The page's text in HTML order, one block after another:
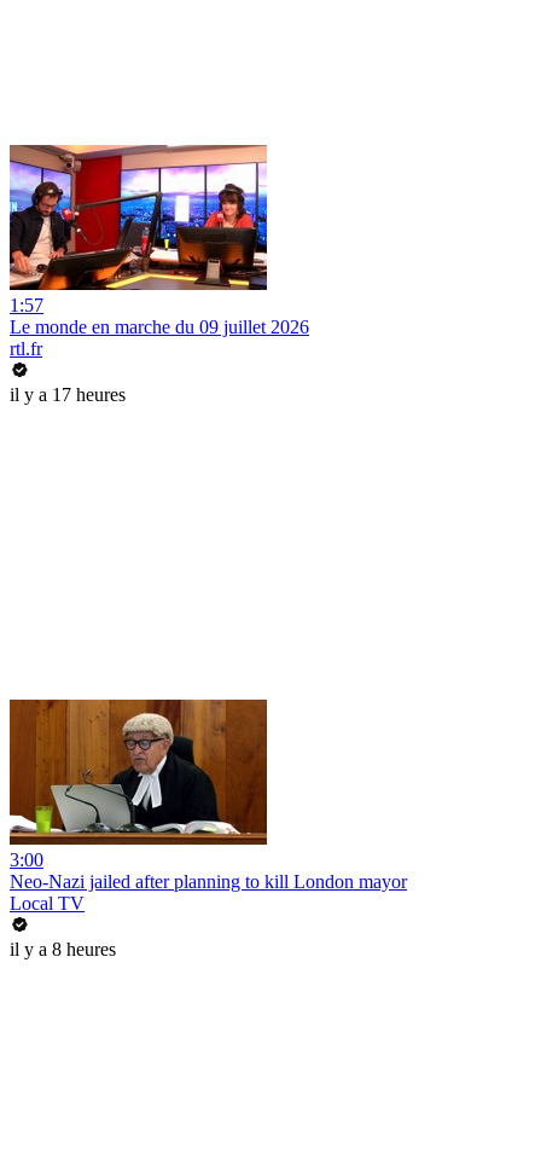
1:57
Le monde en marche du 09 juillet 2026
rtl.fr
il y a 17 heures
3:00
Neo-Nazi jailed after planning to kill London mayor
Local TV
il y a 8 heures